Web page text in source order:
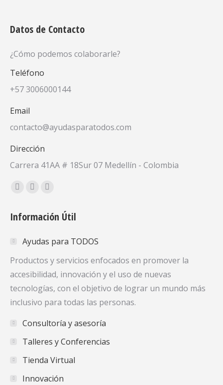
Datos de Contacto
¿Cómo podemos colaborarle?
Teléfono
+57 3006000144
Email
contacto@ayudasparatodos.com
Dirección
Carrera 41AA # 18Sur 07 Medellín - Colombia
Encuéntranos en:
Facebook
opens
new
window
X
opens
new
window
YouTube
opens
new
window
Información Útil
Ayudas para TODOS
Productos y servicios enfocados en promover la
accesibilidad, innovación y el uso de nuevas
tecnologías, con el objetivo de lograr un mundo más
inclusivo para todas las personas.
Consultoría y asesoría
Talleres y Conferencias
Tienda Virtual
Innovación